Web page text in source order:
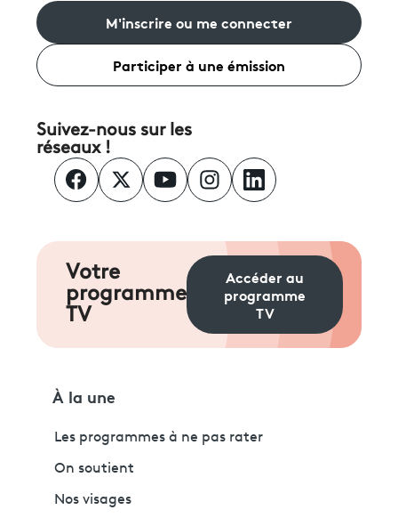
M'inscrire ou me connecter
Participer à une émission
Suivez-nous sur les
réseaux !
Votre
programme
TV
Accéder au
programme
TV
À la une
Les programmes à ne pas rater
On soutient
Nos visages